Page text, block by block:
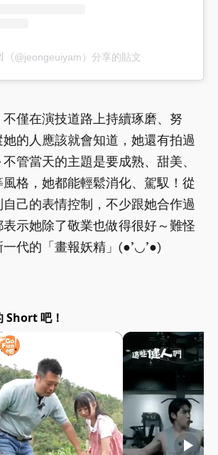
（@jeongeuiyam）分享的貼文
僅在演技道路上持續琢磨、努
的人應該就會知道，她還有拍過
管當天的主題是要成熟、甜美、
格，她都能輕鬆消化、駕馭！從
己的表情控制，不少跟她合作過
示她除了敬業也做得很好～難怪
代的「畫報妖精」(●’◡’●)
Short 吧！
play_arrow play_arrow